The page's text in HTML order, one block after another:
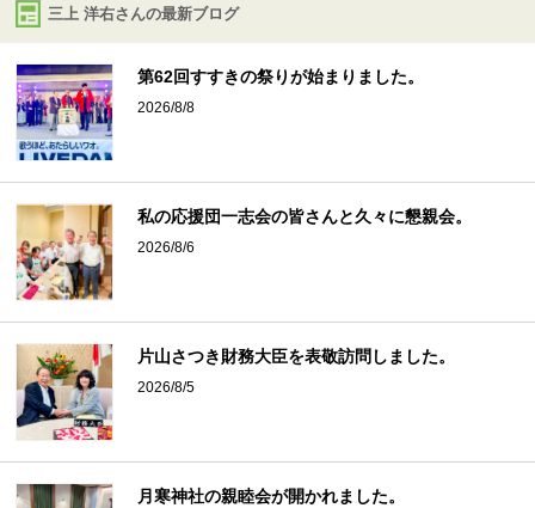
三上 洋右さんの最新ブログ
第62回すすきの祭りが始まりました。
2026/8/8
私の応援団一志会の皆さんと久々に懇親会。
2026/8/6
片山さつき財務大臣を表敬訪問しました。
2026/8/5
月寒神社の親睦会が開かれました。